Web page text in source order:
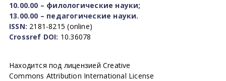
10.00.00 – филологические науки;
13.00.00 – педагогические науки.
ISSN: 2181-8215 (online)
Crossref DOI: 10.36078
Находится под лицензией Creative
Commons Attribution International License